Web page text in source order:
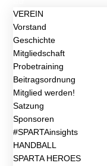
VEREIN
Vorstand
Geschichte
Mitgliedschaft
Probetraining
Beitragsordnung
Mitglied werden!
Satzung
Sponsoren
#SPARTAinsights
HANDBALL
SPARTA HEROES